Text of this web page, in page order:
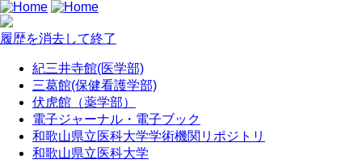
履歴を消去して終了
紀三井寺館(医学部)
三葛館(保健看護学部)
伏虎館（薬学部）
電子ジャーナル・電子ブック
和歌山県立医科大学学術機関リポジトリ
和歌山県立医科大学